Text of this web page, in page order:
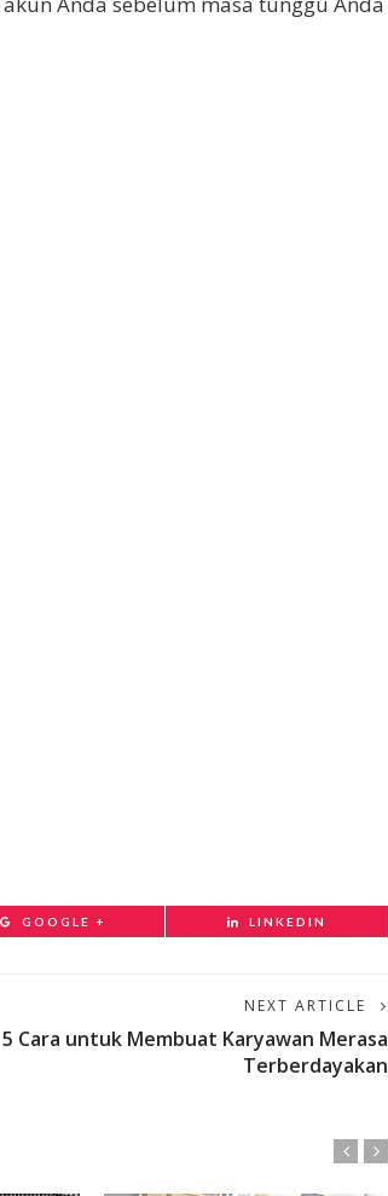
GOOGLE + LINKEDIN
NEXT ARTICLE
5 Cara untuk Membuat Karyawan Merasa
Terberdayakan